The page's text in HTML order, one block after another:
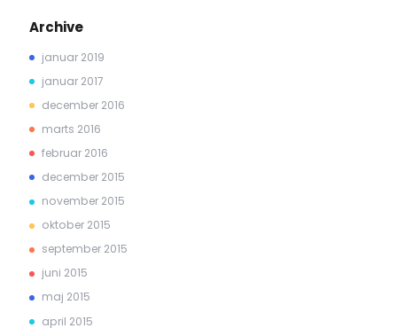
Archive
januar 2019
januar 2017
december 2016
marts 2016
februar 2016
december 2015
november 2015
oktober 2015
september 2015
juni 2015
maj 2015
april 2015